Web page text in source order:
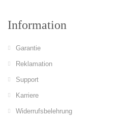
Information
Garantie
Reklamation
Support
Karriere
Widerrufsbelehrung